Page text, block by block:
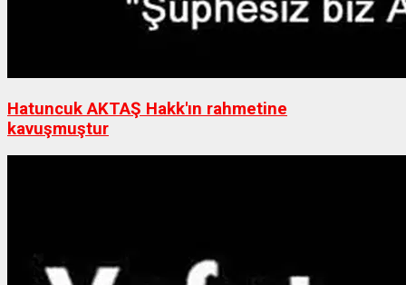
Hatuncuk AKTAŞ Hakk'ın rahmetine
kavuşmuştur